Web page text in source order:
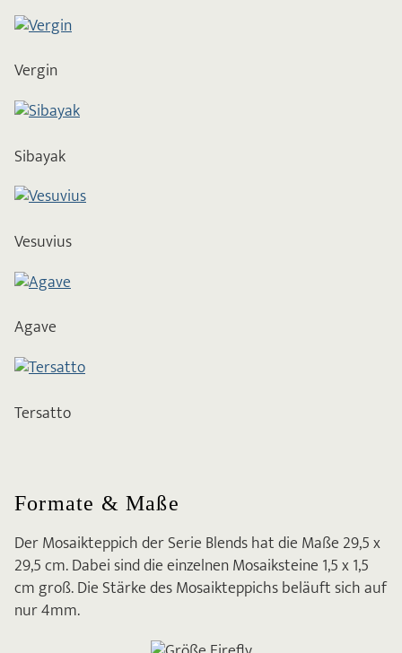
Vergin
Sibayak
Vesuvius
Agave
Tersatto
Formate & Maße
Der Mosaikteppich der Serie Blends hat die Maße 29,5 x
29,5 cm. Dabei sind die einzelnen Mosaiksteine 1,5 x 1,5
cm groß. Die Stärke des Mosaikteppichs beläuft sich auf
nur 4mm.